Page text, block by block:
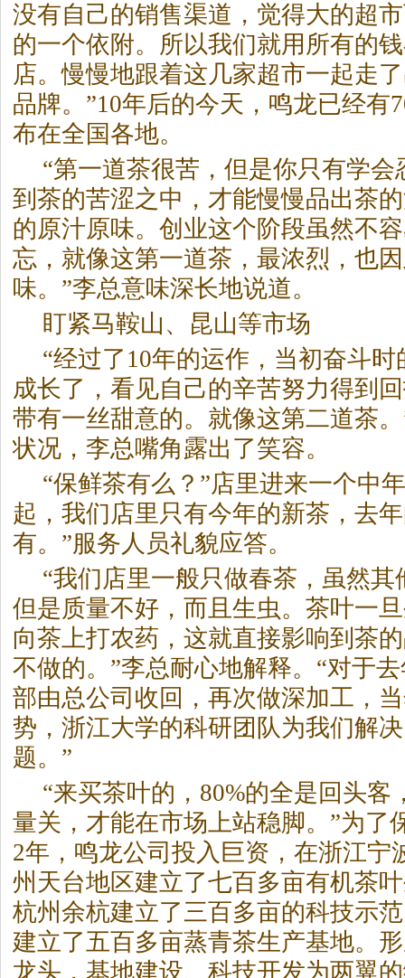
没有自己的销售渠道，觉得大的超
的一个依附。所以我们就用所有的
店。慢慢地跟着这几家超市一起走
品牌。”10年后的今天，鸣龙已经有
布在全国各地。
“第一道茶很苦，但是你只有学会
到 茶的苦涩之中，才能慢慢品出茶
的原汁原味。创业这个阶段虽然不
忘，就像这第一道茶 ，最浓烈，也
味。”李总意味深长地说道。
盯紧马鞍山、昆山等市场
“经过了10年的运作，当初奋斗
成长了，看见自己的辛苦努力得到
带有一丝甜意的。就像这第二道茶
状况，李总嘴角露出了笑容。
“保鲜茶有么？”店里进来一个中
起，我们店里只有今年的新茶 ，去
有。”服务人员礼貌应答。
“我们店里一般只做春茶 ，虽然
但是质量不好，而且生虫。 茶叶一
向茶上打农药，这就直接影响到 茶
不做的。”李总耐心地解释。“对于
部由总公司收回，再次做深加工，
势，浙江大学的科研团队为我们解
题。”
“来买茶叶的，80%的全是回头客
量关，才能在市场上站稳脚。”为了
2年，鸣龙公司投入巨资，在浙江宁
州天台地区建立了七百多亩有机茶
杭州余杭建立了三百多亩的科技示
建立了五百多亩蒸青茶生产基地。
龙头，基地建设、科技开发为两翼